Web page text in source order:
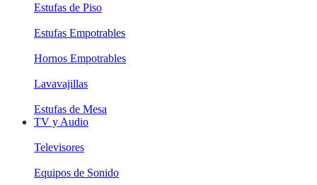
Estufas de Piso
Estufas Empotrables
Hornos Empotrables
Lavavajillas
Estufas de Mesa
TV y Audio
Televisores
Equipos de Sonido